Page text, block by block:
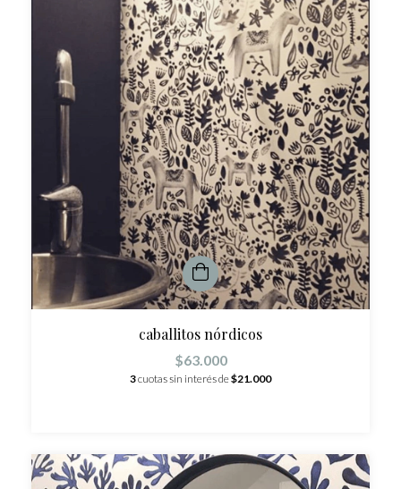
caballitos nórdicos
$63.000
3cuotas sin interés de$21.000